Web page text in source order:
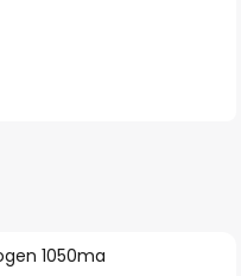
1050ma